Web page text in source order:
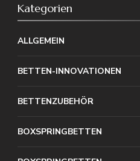
Kategorien
ALLGEMEIN
BETTEN-INNOVATIONEN
BETTENZUBEHÖR
BOXSPRINGBETTEN